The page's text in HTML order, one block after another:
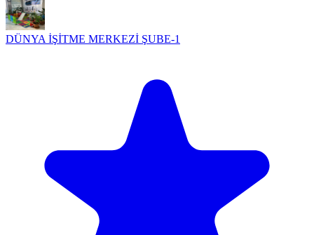
DÜNYA İŞİTME MERKEZİ ŞUBE-1